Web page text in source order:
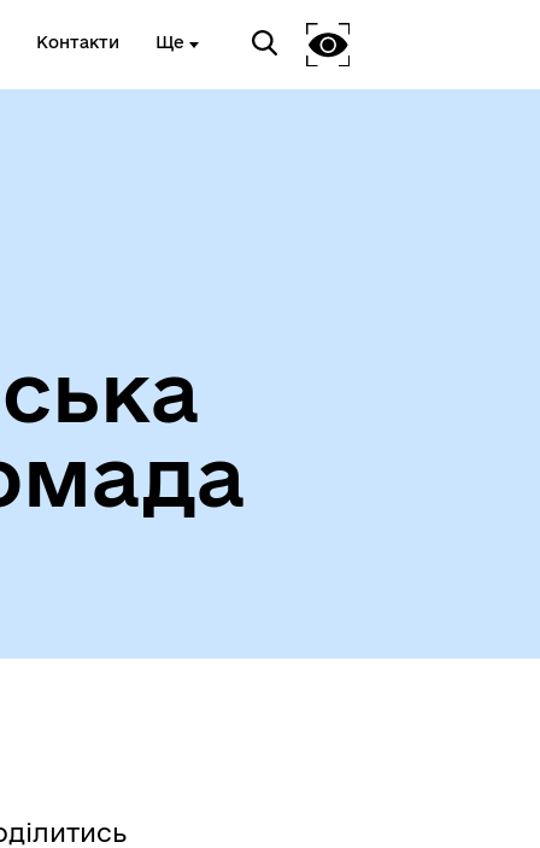
Контакти Ще